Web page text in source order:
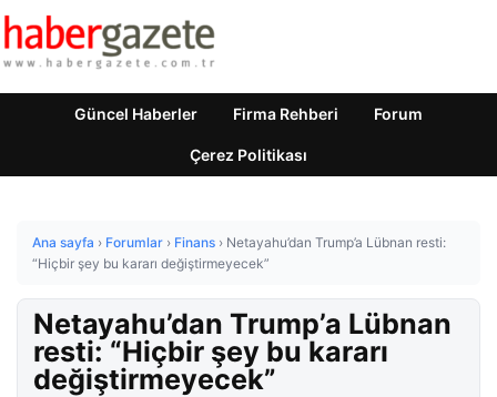
Güncel Haberler Firma Rehberi Forum
Çerez Politikası
Ana sayfa › Forumlar › Finans › Netayahu’dan Trump’a Lübnan resti:
“Hiçbir şey bu kararı değiştirmeyecek”
Netayahu’dan Trump’a Lübnan
resti: “Hiçbir şey bu kararı
değiştirmeyecek”